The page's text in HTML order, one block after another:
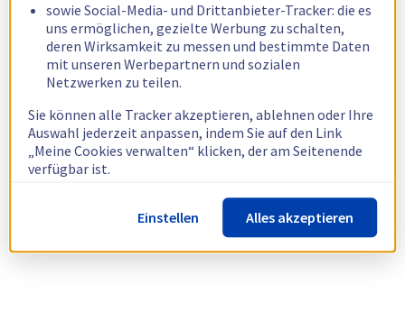
sowie Social-Media- und Drittanbieter-Tracker: die es
uns ermöglichen, gezielte Werbung zu schalten,
deren Wirksamkeit zu messen und bestimmte Daten
mit unseren Werbepartnern und sozialen
Netzwerken zu teilen.
Sie können alle Tracker akzeptieren, ablehnen oder Ihre
Auswahl jederzeit anpassen, indem Sie auf den Link
„Meine Cookies verwalten“ klicken, der am Seitenende
verfügbar ist.
Weitere Informationen finden Sie in unsererRichtlinie
zur Verwendung von Cookies.
Einstellen Alles akzeptieren